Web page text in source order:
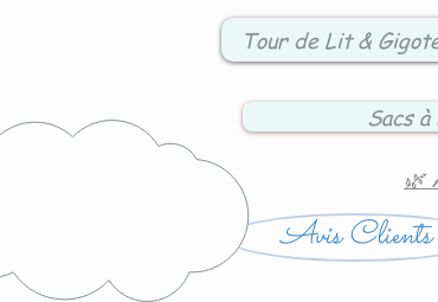
Tour de Lit &
Sacs à
🌿
Avis Clients